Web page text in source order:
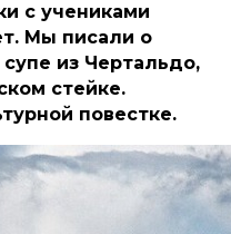
с учениками
Мы писали о
из Чертальдо,
стейке.
повестке.